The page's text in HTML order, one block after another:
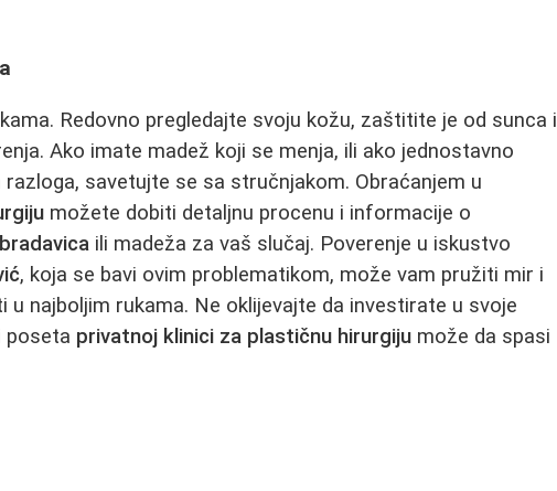
Redovno pregledajte svoju kožu, zaštitite je od sunca i
Ako imate madež koji se menja, ili ako jednostavno
savetujte se sa stručnjakom. Obraćanjem u
možete dobiti detaljnu procenu i informacije o
ili madeža za vaš slučaj. Poverenje u iskustvo
, koja se bavi ovim problematikom, može vam pružiti mir i
u najboljim rukama. Ne oklijevajte da investirate u svoje
poseta privatnoj klinici za plastičnu hirurgiju može da spasi